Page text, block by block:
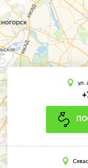
ул.